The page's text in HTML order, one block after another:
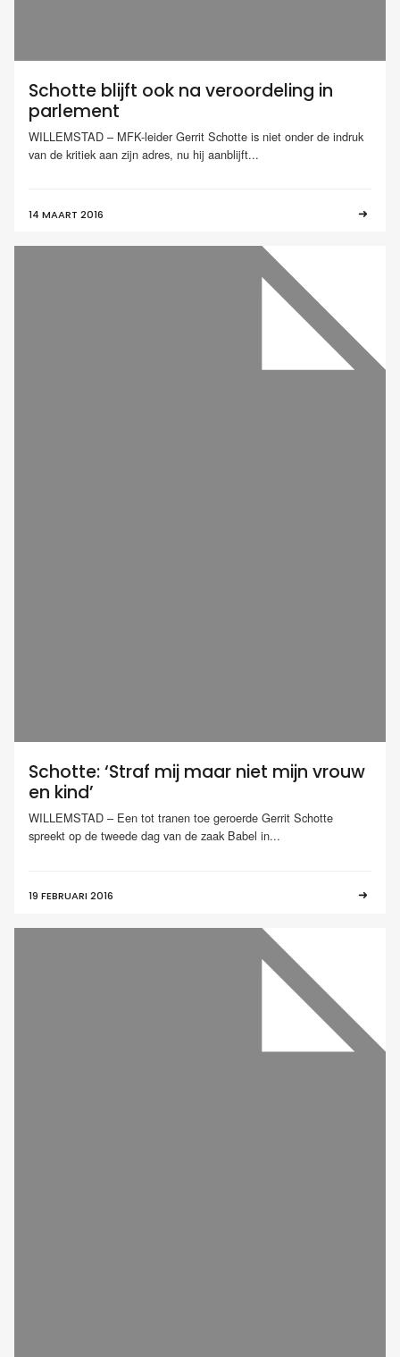
Schotte blijft ook na veroordeling in
parlement
WILLEMSTAD – MFK-leider Gerrit Schotte is niet onder de indruk
van de kritiek aan zijn adres, nu hij aanblijft...
14 MAART 2016
Schotte: ‘Straf mij maar niet mijn vrouw
en kind’
WILLEMSTAD – Een tot tranen toe geroerde Gerrit Schotte
spreekt op de tweede dag van de zaak Babel in...
19 FEBRUARI 2016